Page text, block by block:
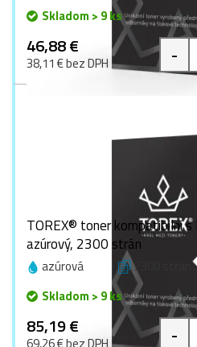
Skladom > 9 ks
46,88 €
38,11 € bez DPH -
TOREX® toner kompatibilní
azúrový, 2300 strán
azúrová 2300 strán
Skladom > 9 ks
85,19 € -